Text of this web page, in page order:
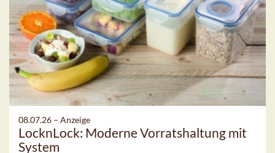
08.07.26 – Anzeige
LocknLock: Moderne Vorratshaltung mit
System